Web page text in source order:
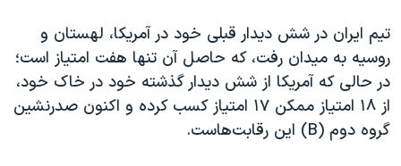
تیم ایران در شش دیدار قبلی خود در آمریکا، لهستان و
روسیه به میدان رفت، که حاصل آن تنها هفت امتیاز است؛
در حالی که آمریکا از شش دیدار گذشته خود در خاک خود،
از ۱۸ امتیاز ممکن ۱۷ امتیاز کسب کرده و اکنون صدرنشین
گروه دوم (B) این رقابت‌هاست.